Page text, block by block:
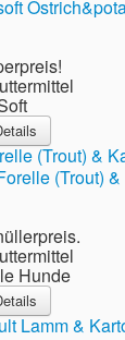
(Trout) &
Hunde
Lamm &